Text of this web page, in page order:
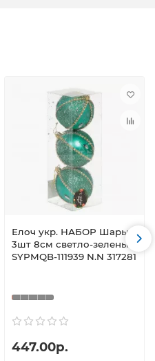
Елоч укр. НАБОР Шары
3шт 8см светло-зеленый
SYPMQB-111939 N.N 317281
447.00р.